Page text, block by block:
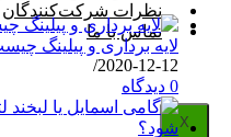
نظرات شرکت‌کنندگان
تماس با ما
X
لایه برداری و پیلینگ
2020-12-12
/
0 دیدگاه